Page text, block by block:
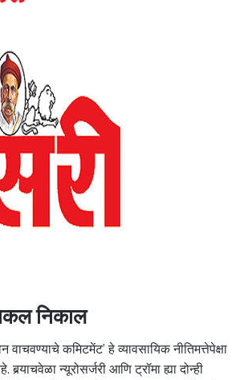
निकाल
वाचवण्याचे कमिटमेंट’ हे व्यावसायिक नीतिमत्तेपेक्षा
न्यूरोसर्जरी आणि ट्रॉमा ह्या दोन्ही